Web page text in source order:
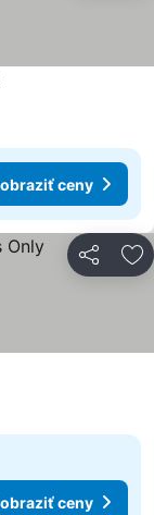
ceny
Zdieľať
ceny